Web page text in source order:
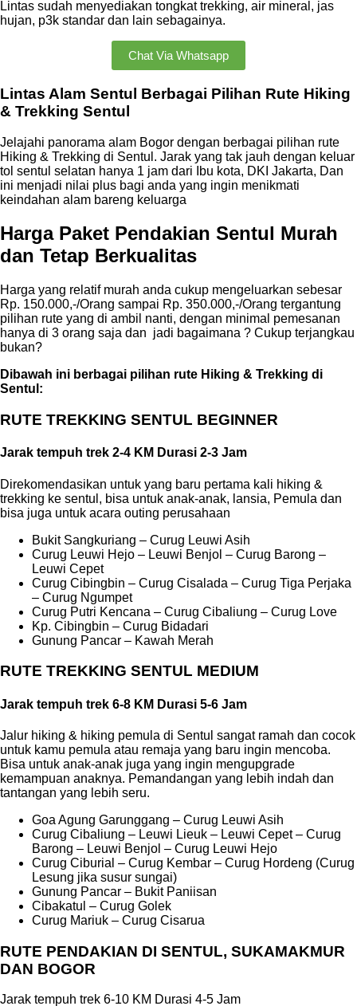
Lintas sudah menyediakan tongkat trekking, air mineral, jas
hujan, p3k standar dan lain sebagainya.
Chat Via Whatsapp
Lintas Alam Sentul Berbagai Pilihan Rute Hiking
& Trekking Sentul
Jelajahi panorama alam Bogor dengan berbagai pilihan rute
Hiking & Trekking di Sentul. Jarak yang tak jauh dengan keluar
tol sentul selatan hanya 1 jam dari Ibu kota, DKI Jakarta, Dan
ini menjadi nilai plus bagi anda yang ingin menikmati
keindahan alam bareng keluarga
Harga Paket Pendakian Sentul Murah
dan Tetap Berkualitas
Harga yang relatif murah anda cukup mengeluarkan sebesar
Rp. 150.000,-/Orang sampai Rp. 350.000,-/Orang tergantung
pilihan rute yang di ambil nanti, dengan minimal pemesanan
hanya di 3 orang saja dan jadi bagaimana ? Cukup terjangkau
bukan?
Dibawah ini berbagai pilihan rute Hiking & Trekking di
Sentul:
RUTE TREKKING SENTUL BEGINNER
Jarak tempuh trek 2-4 KM Durasi 2-3 Jam
Direkomendasikan untuk yang baru pertama kali hiking &
trekking ke sentul, bisa untuk anak-anak, lansia, Pemula dan
bisa juga untuk acara outing perusahaan
Bukit Sangkuriang – Curug Leuwi Asih
Curug Leuwi Hejo – Leuwi Benjol – Curug Barong –
Leuwi Cepet
Curug Cibingbin – Curug Cisalada – Curug Tiga Perjaka
– Curug Ngumpet
Curug Putri Kencana – Curug Cibaliung – Curug Love
Kp. Cibingbin – Curug Bidadari
Gunung Pancar – Kawah Merah
RUTE TREKKING SENTUL MEDIUM
Jarak tempuh trek 6-8 KM Durasi 5-6 Jam
Jalur hiking & hiking pemula di Sentul sangat ramah dan cocok
untuk kamu pemula atau remaja yang baru ingin mencoba.
Bisa untuk anak-anak juga yang ingin mengupgrade
kemampuan anaknya. Pemandangan yang lebih indah dan
tantangan yang lebih seru.
Goa Agung Garunggang – Curug Leuwi Asih
Curug Cibaliung – Leuwi Lieuk – Leuwi Cepet – Curug
Barong – Leuwi Benjol – Curug Leuwi Hejo
Curug Ciburial – Curug Kembar – Curug Hordeng (Curug
Lesung jika susur sungai)
Gunung Pancar – Bukit Paniisan
Cibakatul – Curug Golek
Curug Mariuk – Curug Cisarua
RUTE PENDAKIAN DI SENTUL, SUKAMAKMUR
DAN BOGOR
Jarak tempuh trek 6-10 KM Durasi 4-5 Jam